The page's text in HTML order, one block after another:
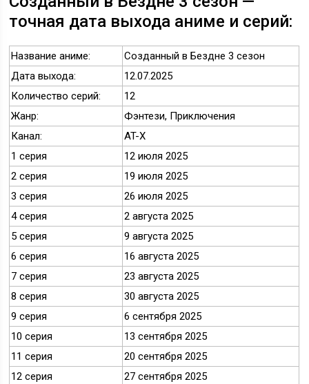
точная дата выхода аниме и серий:
Название аниме:
Созданный в Бездне 3 сезон
Дата выхода:
12.07.2025
Количество серий:
12
Жанр:
Фэнтези, Приключения
Канал:
AT-X
1 серия
12 июля 2025
2 серия
19 июля 2025
3 серия
26 июля 2025
4 серия
2 августа 2025
5 серия
9 августа 2025
6 серия
16 августа 2025
7 серия
23 августа 2025
8 серия
30 августа 2025
9 серия
6 сентября 2025
10 серия
13 сентября 2025
11 серия
20 сентября 2025
12 серия
27 сентября 2025